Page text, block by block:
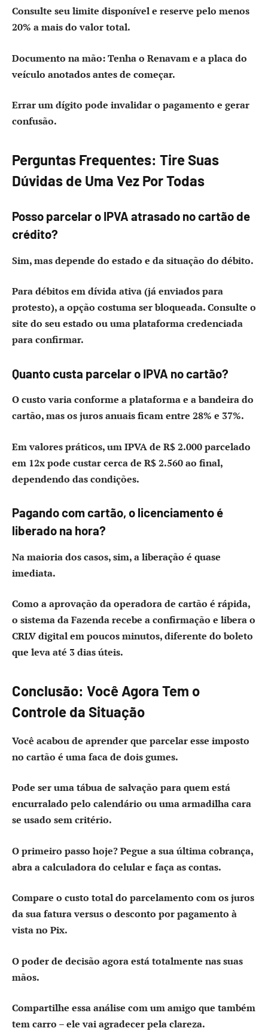
Consulte seu limite disponível e reserve pelo menos
20% a mais do valor total.
Documento na mão:Tenha o Renavam e a placa do
veículo anotados antes de começar.
Errar um dígito pode invalidar o pagamento e gerar
confusão.
Perguntas Frequentes: Tire Suas
Dúvidas de Uma Vez Por Todas
Posso parcelar o IPVA atrasado no cartão de
crédito?
Sim, mas depende do estado e da situação do débito.
Para débitos em dívida ativa (já enviados para
protesto), a opção costuma ser bloqueada. Consulte o
site do seu estado ou uma plataforma credenciada
para confirmar.
Quanto custa parcelar o IPVA no cartão?
O custo varia conforme a plataforma e a bandeira do
cartão, mas os juros anuais ficam entre 28% e 37%.
Em valores práticos, um IPVA de R$ 2.000 parcelado
em 12x pode custar cerca de R$ 2.560 ao final,
dependendo das condições.
Pagando com cartão, o licenciamento é
liberado na hora?
Na maioria dos casos, sim, a liberação é quase
imediata.
Como a aprovação da operadora de cartão é rápida,
o sistema da Fazenda recebe a confirmação e libera o
CRLV digital em poucos minutos, diferente do boleto
que leva até 3 dias úteis.
Conclusão: Você Agora Tem o
Controle da Situação
Você acabou de aprender que parcelar esse imposto
no cartão é uma faca de dois gumes.
Pode ser uma tábua de salvação para quem está
encurralado pelo calendário ou uma armadilha cara
se usado sem critério.
O primeiro passo hoje?Pegue a sua última cobrança,
abra a calculadora do celular e faça as contas.
Compare o custo total do parcelamento com os juros
da sua fatura versus o desconto por pagamento à
vista no Pix.
O poder de decisão agora está totalmente nas suas
mãos.
Compartilhe essa análise com um amigo que também
tem carro – ele vai agradecer pela clareza.